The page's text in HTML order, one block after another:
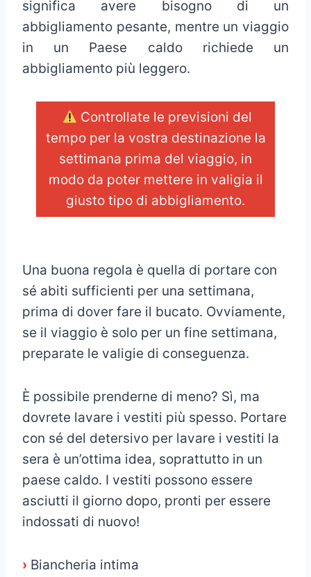
significa avere bisogno di un
abbigliamento pesante, mentre un viaggio
in un Paese caldo richiede un
abbigliamento più leggero.
Controllate le previsioni del
tempo per la vostra destinazione la
settimana prima del viaggio, in
modo da poter mettere in valigia il
giusto tipo di abbigliamento.
Una buona regola è quella di portare con
sé abiti sufficienti per una settimana,
prima di dover fare il bucato. Ovviamente,
se il viaggio è solo per un fine settimana,
preparate le valigie di conseguenza.
È possibile prenderne di meno? Sì, ma
dovrete lavare i vestiti più spesso. Portare
con sé del detersivo per lavare i vestiti la
sera è un’ottima idea, soprattutto in un
paese caldo. I vestiti possono essere
asciutti il giorno dopo, pronti per essere
indossati di nuovo!
› Biancheria intima